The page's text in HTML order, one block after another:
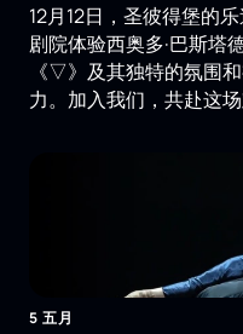
12月12日，圣彼得堡的
剧院体验西奥多·巴斯塔
《▽》及其独特的氛围
力。加入我们，共赴这
5 五月